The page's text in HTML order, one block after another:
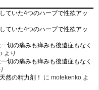
ていた4つのハーブで性欲アッ
ていた4つのハーブで性欲アッ
切の痛みも痒みも後遺症もなく
より
切の痛みも痒みも後遺症もなく
然の精力剤！
に motekenko よ